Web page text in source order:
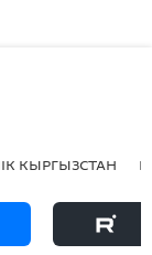
КЫРГЫЗСТАН